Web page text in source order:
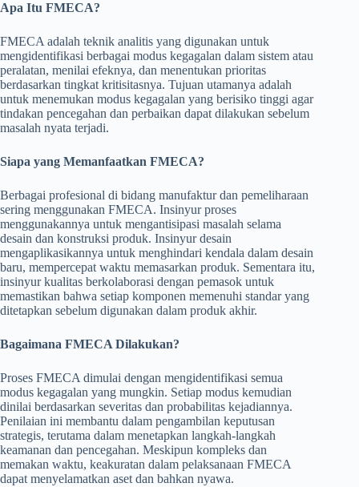
Apa Itu FMECA?
FMECA adalah teknik analitis yang digunakan untuk
mengidentifikasi berbagai modus kegagalan dalam sistem atau
peralatan, menilai efeknya, dan menentukan prioritas
berdasarkan tingkat kritisitasnya. Tujuan utamanya adalah
untuk menemukan modus kegagalan yang berisiko tinggi agar
tindakan pencegahan dan perbaikan dapat dilakukan sebelum
masalah nyata terjadi.
Siapa yang Memanfaatkan FMECA?
Berbagai profesional di bidang manufaktur dan pemeliharaan
sering menggunakan FMECA. Insinyur proses
menggunakannya untuk mengantisipasi masalah selama
desain dan konstruksi produk. Insinyur desain
mengaplikasikannya untuk menghindari kendala dalam desain
baru, mempercepat waktu memasarkan produk. Sementara itu,
insinyur kualitas berkolaborasi dengan pemasok untuk
memastikan bahwa setiap komponen memenuhi standar yang
ditetapkan sebelum digunakan dalam produk akhir.
Bagaimana FMECA Dilakukan?
Proses FMECA dimulai dengan mengidentifikasi semua
modus kegagalan yang mungkin. Setiap modus kemudian
dinilai berdasarkan severitas dan probabilitas kejadiannya.
Penilaian ini membantu dalam pengambilan keputusan
strategis, terutama dalam menetapkan langkah-langkah
keamanan dan pencegahan. Meskipun kompleks dan
memakan waktu, keakuratan dalam pelaksanaan FMECA
dapat menyelamatkan aset dan bahkan nyawa.